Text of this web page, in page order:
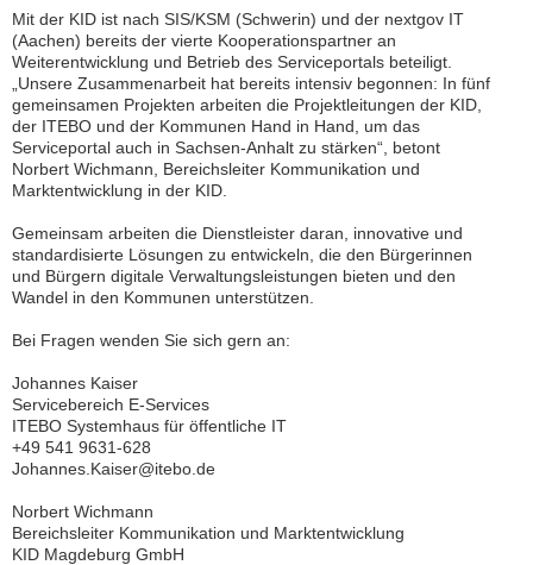
K
I
D
M
a
g
d
e
b
u
r
g
G
b
Telefon:
+49
391
24464-
servicedesk@kid-
magdeburg.de
Mit der KID ist nach SIS/KSM (Schwerin) und der nextgov IT
(Aachen) bereits der vierte Kooperationspartner an
Weiterentwicklung und Betrieb des Serviceportals beteiligt.
„Unsere Zusammenarbeit hat bereits intensiv begonnen: In fünf
gemeinsamen Projekten arbeiten die Projektleitungen der KID,
der ITEBO und der Kommunen Hand in Hand, um das
Serviceportal auch in Sachsen-Anhalt zu stärken“, betont
Norbert Wichmann, Bereichsleiter Kommunikation und
Marktentwicklung in der KID.
Gemeinsam arbeiten die Dienstleister daran, innovative und
standardisierte Lösungen zu entwickeln, die den Bürgerinnen
und Bürgern digitale Verwaltungsleistungen bieten und den
Wandel in den Kommunen unterstützen.
Bei Fragen wenden Sie sich gern an:
Johannes Kaiser
Servicebereich E-Services
ITEBO Systemhaus für öffentliche IT
+49 541 9631-628
Johannes.Kaiser@itebo.de
Norbert Wichmann
Bereichsleiter Kommunikation und Marktentwicklung
KID Magdeburg GmbH